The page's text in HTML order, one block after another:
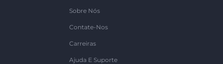
Sobre Nós
Contate-Nos
Carreiras
Ajuda E Suporte